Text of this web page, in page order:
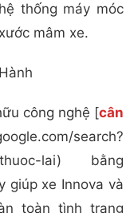
thống máy móc
mâm xe.
công nghệ [cân
search?
thuoc-lai) bằng
giúp xe Innova và
toàn tình trạng